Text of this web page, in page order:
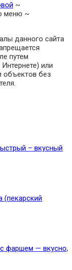
~
меню ~
данного сайта
путем
или
объектов без
– вкусный
(пекарский
фаршем — вкусно,